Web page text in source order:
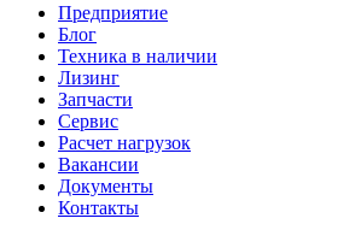
Предприятие
Блог
Техника в наличии
Лизинг
Запчасти
Сервис
Расчет нагрузок
Вакансии
Документы
Контакты